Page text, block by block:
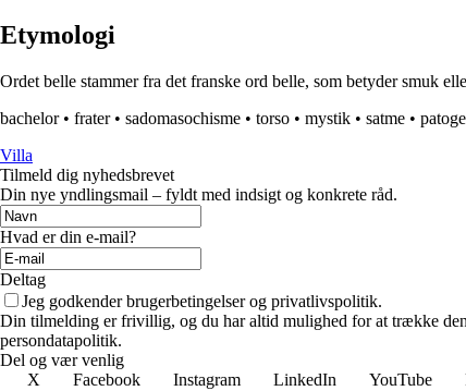
Etymologi
Ordet belle stammer fra det franske ord belle, som betyder smuk
bachelor• frater• sadomasochisme • torso • mystik • satme •
Villa
Tilmeld dig nyhedsbrevet
Din nye yndlingsmail – fyldt med indsigt og konkrete råd.
Hvad er din e-mail?
Deltag
Jeg godkender brugerbetingelser og privatlivspolitik.
Din tilmelding er frivillig, og du har altid mulighed for at trække
persondatapolitik.
Del og vær venlig
X
Facebook Instagram LinkedIn YouTube